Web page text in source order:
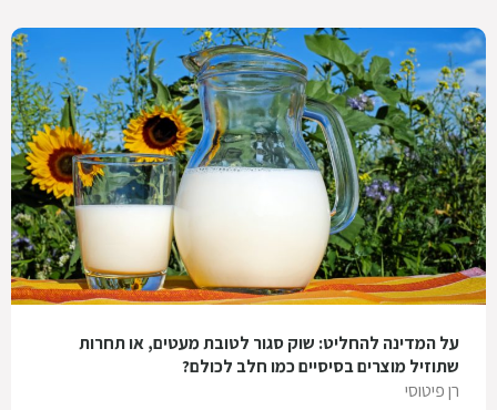
על המדינה להחליט: שוק סגור לטובת מעטים, או תחרות
שתוזיל מוצרים בסיסיים כמו חלב לכולם?
רן פיטוסי